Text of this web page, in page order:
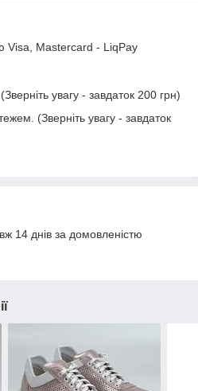
Visa, Mastercard - LiqPay
увагу - завдаток 200 грн)
(Зверніть увагу - завдаток
14 днів за домовленістю